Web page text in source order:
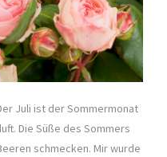
Juli ist der Sommermonat
Die Süße des Sommers
schmecken. Mir wurde